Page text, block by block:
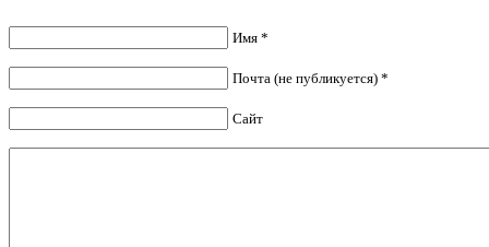
Имя *
Почта (не публикуется) *
Сайт